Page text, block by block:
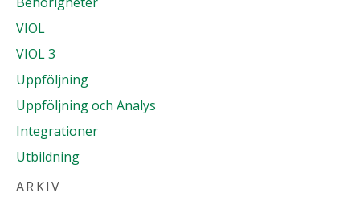
VIOL
VIOL 3
Uppföljning
Uppföljning och Analys
Integrationer
Utbildning
ARKIV